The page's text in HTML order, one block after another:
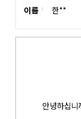
이름 한**
안녕하십니